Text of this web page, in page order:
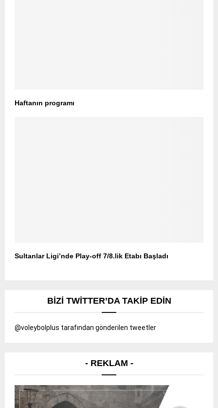
Haftanın programı
Sultanlar Ligi’nde Play-off 7/8.lik Etabı Başladı
BIZI TWITTER’DA TAKIP EDIN
@voleybolplus tarafından gönderilen tweetler
- REKLAM -